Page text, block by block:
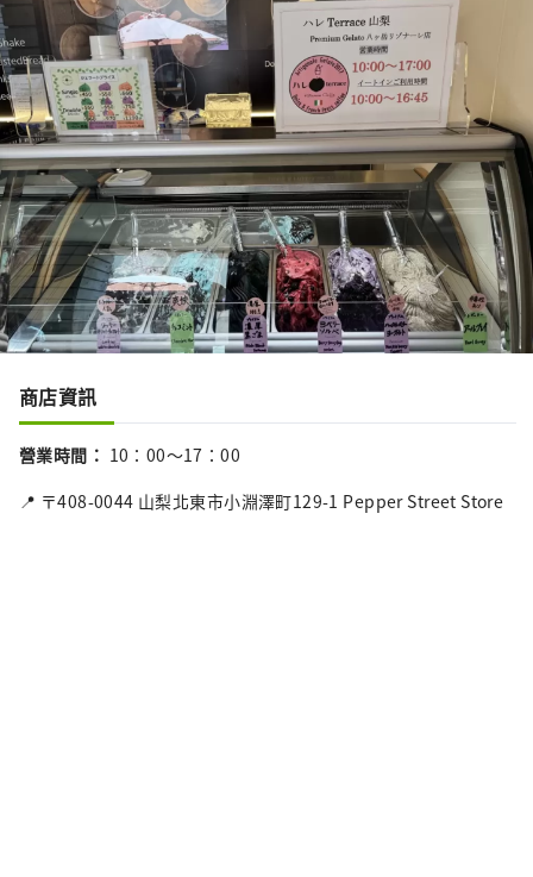
商店資訊
營業時間 ： 10：00～17：00
📍 〒408-0044 山梨北東市小淵澤町129-1 Pepper Street Store